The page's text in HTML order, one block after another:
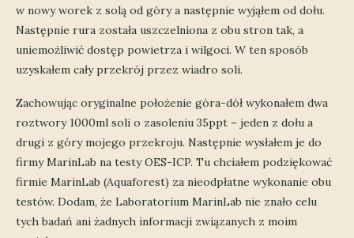
w nowy worek z solą od góry a następnie wyjąłem od dołu.
Następnie rura została uszczelniona z obu stron tak, a
uniemożliwić dostęp powietrza i wilgoci. W ten sposób
uzyskałem cały przekrój przez wiadro soli.
Zachowując oryginalne położenie góra-dół wykonałem dwa
roztwory 1000ml soli o zasoleniu 35ppt – jeden z dołu a
drugi z góry mojego przekroju. Następnie wysłałem je do
firmy MarinLab na testy OES-ICP. Tu chciałem podziękować
firmie MarinLab (Aquaforest) za nieodpłatne wykonanie obu
testów. Dodam, że Laboratorium MarinLab nie znało celu
tych badań ani żadnych informacji związanych z moim